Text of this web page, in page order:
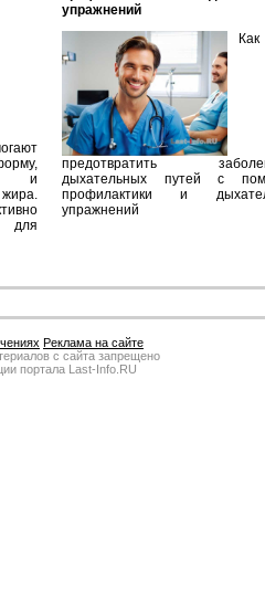
и
для
упражнений
Как
предотвратить
дыхательных путей с
профилактики и
упражнений
Реклама на сайте
с сайта запрещено
портала Last-Info.RU